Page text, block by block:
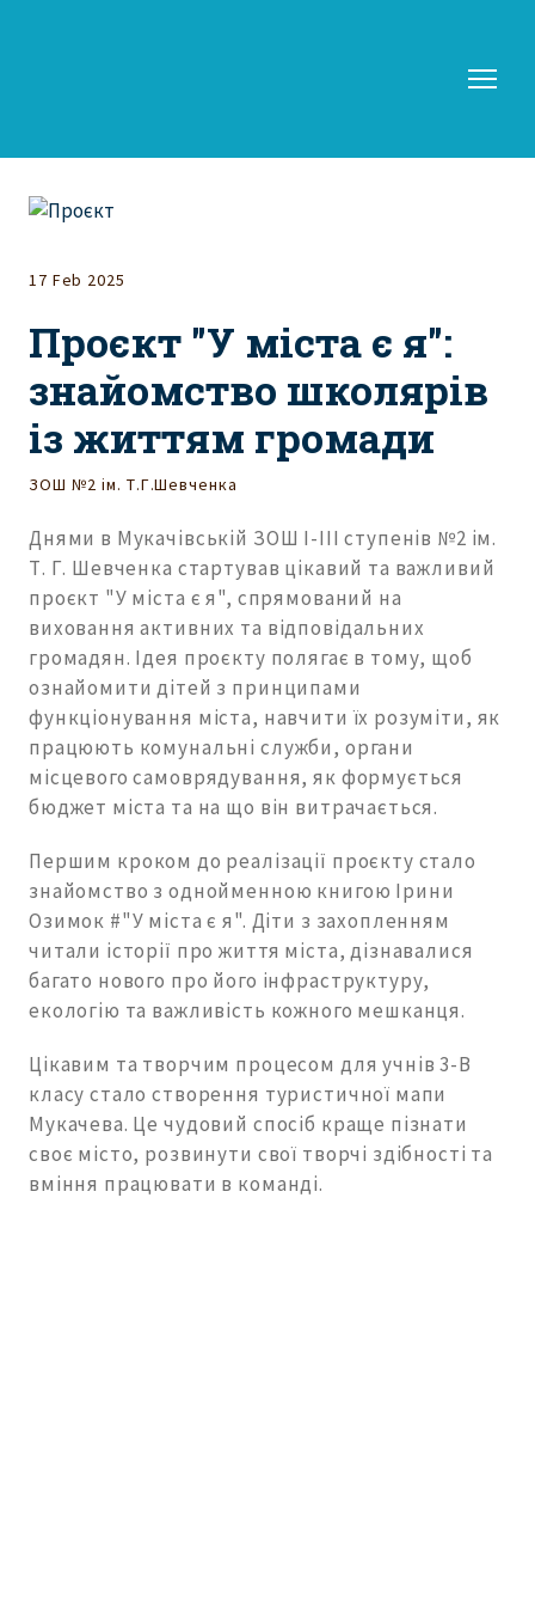
17 Feb 2025
Проєкт "У міста є я":
знайомство школярів
із життям громади
ЗОШ №2 ім. Т.Г.Шевченка
Днями в Мукачівській ЗОШ І-ІІІ ступенів №2 ім.
Т. Г. Шевченка стартував цікавий та важливий
проєкт "У міста є я", спрямований на
виховання активних та відповідальних
громадян. Ідея проєкту полягає в тому, щоб
ознайомити дітей з принципами
функціонування міста, навчити їх розуміти, як
працюють комунальні служби, органи
місцевого самоврядування, як формується
бюджет міста та на що він витрачається.
Першим кроком до реалізації проєкту стало
знайомство з однойменною книгою Ірини
Озимок #"У міста є я". Діти з захопленням
читали історії про життя міста, дізнавалися
багато нового про його інфраструктуру,
екологію та важливість кожного мешканця.
Цікавим та творчим процесом для учнів 3-В
класу стало створення туристичної мапи
Мукачева. Це чудовий спосіб краще пізнати
своє місто, розвинути свої творчі здібності та
вміння працювати в команді.